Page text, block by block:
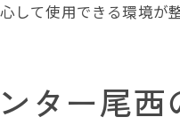
して使用できる環境が
ター尾